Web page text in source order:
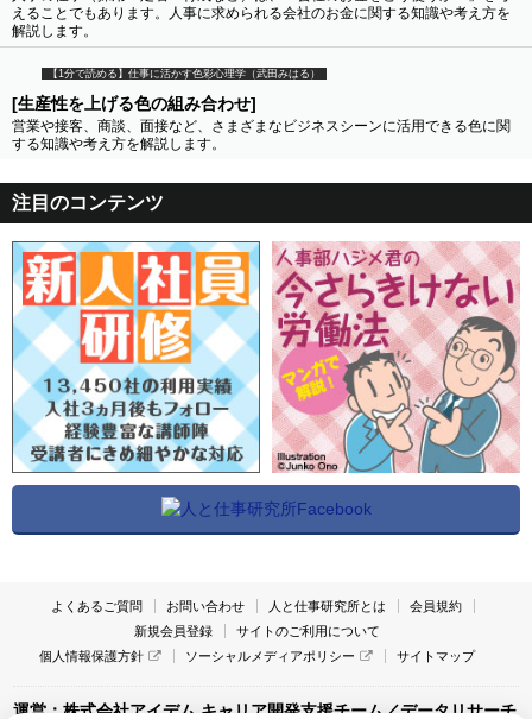
えることでもあります。人事に求められる会社のお金に関する知識や考え方を
解説します。
【1分で読める】仕事に活かす色彩心理学（武田みはる）
[生産性を上げる色の組み合わせ]
営業や接客、商談、面接など、さまざまなビジネスシーンに活用できる色に関
する知識や考え方を解説します。
注目のコンテンツ
よくあるご質問 お問い合わせ 人と仕事研究所とは
会員規約
新規会員登録
サイトのご利用について
個人情報保護方針
ソーシャルメディアポリシー サイトマップ
運営：株式会社アイデム キャリア開発支援チーム／データリサーチ